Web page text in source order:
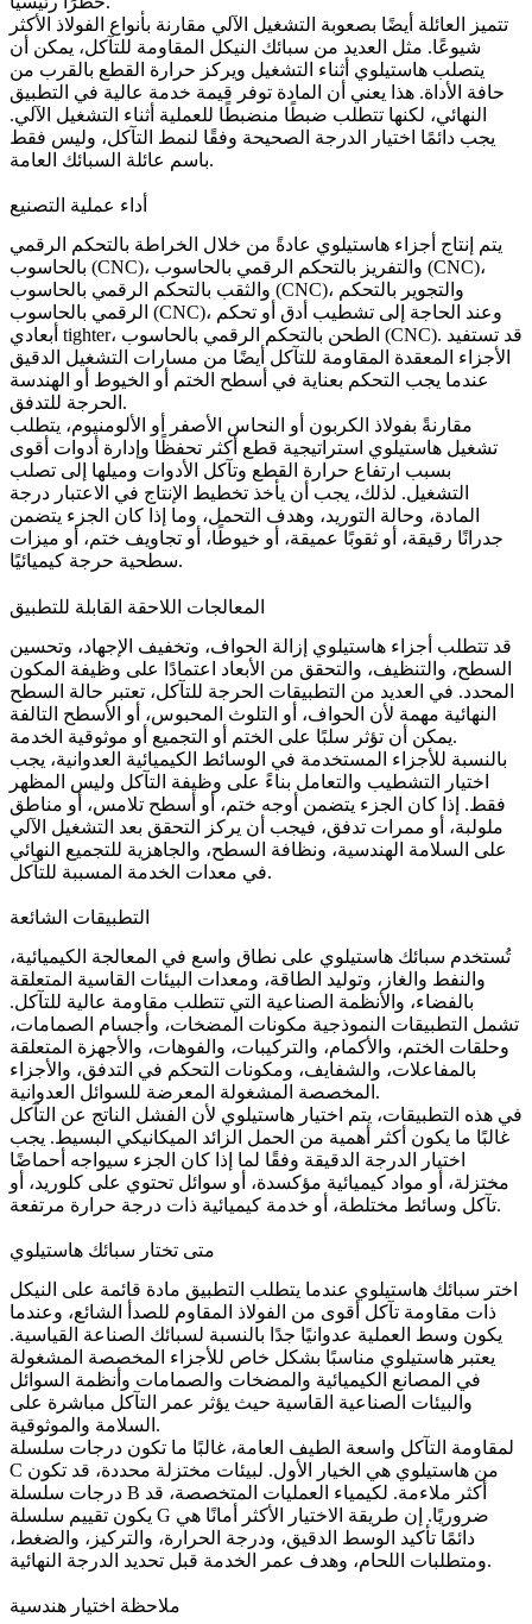
تتميز العائلة أيضًا بصعوبة التشغيل الآلي مقارنة بأنواع الفولاذ الأكثر
شيوعًا. مثل العديد من سبائك النيكل المقاومة للتآكل، يمكن أن
يتصلب هاستيلوي أثناء التشغيل ويركز حرارة القطع بالقرب من
حافة الأداة. هذا يعني أن المادة توفر قيمة خدمة عالية في التطبيق
النهائي، لكنها تتطلب ضبطًا منضبطًا للعملية أثناء التشغيل الآلي.
يجب دائمًا اختيار الدرجة الصحيحة وفقًا لنمط التآكل، وليس فقط
باسم عائلة السبائك العامة.
أداء عملية التصنيع
يتم إنتاج أجزاء هاستيلوي عادةً من خلال الخراطة بالتحكم الرقمي
بالحاسوب (CNC)
، و التفريز بالتحكم الرقمي بالحاسوب (CNC)،
و الثقب بالتحكم الرقمي بالحاسوب (CNC) ، و التجوير بالتحكم
الرقمي بالحاسوب (CNC)، وعند الحاجة إلى تشطيب أدق أو تحكم
أبعادي tighter،
الطحن بالتحكم الرقمي بالحاسوب (CNC). قد تستفيد
الأجزاء المعقدة المقاومة للتآكل أيضًا من مسارات التشغيل الدقيق
عندما يجب التحكم بعناية في أسطح الختم أو الخيوط أو الهندسة
الحرجة للتدفق.
مقارنةً بفولاذ الكربون أو النحاس الأصفر أو الألومنيوم، يتطلب
تشغيل هاستيلوي استراتيجية قطع أكثر تحفظًا وإدارة أدوات أقوى
بسبب ارتفاع حرارة القطع وتآكل الأدوات وميلها إلى تصلب
التشغيل. لذلك، يجب أن يأخذ تخطيط الإنتاج في الاعتبار درجة
المادة، وحالة التوريد، وهدف التحمل، وما إذا كان الجزء يتضمن
جدرانًا رقيقة، أو ثقوبًا عميقة، أو خيوطًا، أو تجاويف ختم، أو ميزات
سطحية حرجة كيميائيًا.
المعالجات اللاحقة القابلة للتطبيق
قد تتطلب أجزاء هاستيلوي إزالة الحواف، وتخفيف الإجهاد، وتحسين
السطح، والتنظيف، والتحقق من الأبعاد اعتمادًا على وظيفة المكون
المحدد. في العديد من التطبيقات الحرجة للتآكل، تعتبر حالة السطح
النهائية مهمة لأن الحواف، أو التلوث المحبوس، أو الأسطح التالفة
يمكن أن تؤثر سلبًا على الختم أو التجميع أو موثوقية الخدمة.
بالنسبة للأجزاء المستخدمة في الوسائط الكيميائية العدوانية، يجب
اختيار التشطيب والتعامل بناءً على وظيفة التآكل وليس المظهر
فقط. إذا كان الجزء يتضمن أوجه ختم، أو أسطح تلامس، أو مناطق
ملولبة، أو ممرات تدفق، فيجب أن يركز التحقق بعد التشغيل الآلي
على السلامة الهندسية، ونظافة السطح، والجاهزية للتجميع النهائي
في معدات الخدمة المسببة للتآكل.
التطبيقات الشائعة
تُستخدم سبائك هاستيلوي على نطاق واسع في المعالجة الكيميائية،
والنفط والغاز، وتوليد الطاقة، ومعدات البيئات القاسية المتعلقة
بالفضاء، والأنظمة الصناعية التي تتطلب مقاومة عالية للتآكل.
تشمل التطبيقات النموذجية مكونات المضخات، وأجسام الصمامات،
وحلقات الختم، والأكمام، والتركيبات، والفوهات، والأجهزة المتعلقة
بالمفاعلات، والشفايف، ومكونات التحكم في التدفق، والأجزاء
المخصصة المشغولة المعرضة للسوائل العدوانية.
في هذه التطبيقات، يتم اختيار هاستيلوي لأن الفشل الناتج عن التآكل
غالبًا ما يكون أكثر أهمية من الحمل الزائد الميكانيكي البسيط. يجب
اختيار الدرجة الدقيقة وفقًا لما إذا كان الجزء سيواجه أحماضًا
مختزلة، أو مواد كيميائية مؤكسدة، أو سوائل تحتوي على كلوريد، أو
تآكل وسائط مختلطة، أو خدمة كيميائية ذات درجة حرارة مرتفعة.
متى تختار سبائك هاستيلوي
اختر سبائك هاستيلوي عندما يتطلب التطبيق مادة قائمة على النيكل
ذات مقاومة تآكل أقوى من الفولاذ المقاوم للصدأ الشائع، وعندما
يكون وسط العملية عدوانيًا جدًا بالنسبة لسبائك الصناعة القياسية.
يعتبر هاستيلوي مناسبًا بشكل خاص للأجزاء المخصصة المشغولة
في المصانع الكيميائية والمضخات والصمامات وأنظمة السوائل
والبيئات الصناعية القاسية حيث يؤثر عمر التآكل مباشرة على
السلامة والموثوقية.
لمقاومة التآكل واسعة الطيف العامة، غالبًا ما تكون درجات سلسلة
C من هاستيلوي هي الخيار الأول. لبيئات مختزلة محددة، قد تكون
درجات سلسلة B أكثر ملاءمة. لكيمياء العمليات المتخصصة، قد
يكون تقييم سلسلة G ضروريًا. إن طريقة الاختيار الأكثر أمانًا هي
دائمًا تأكيد الوسط الدقيق، ودرجة الحرارة، والتركيز، والضغط،
ومتطلبات اللحام، وهدف عمر الخدمة قبل تحديد الدرجة النهائية.
ملاحظة اختيار هندسية